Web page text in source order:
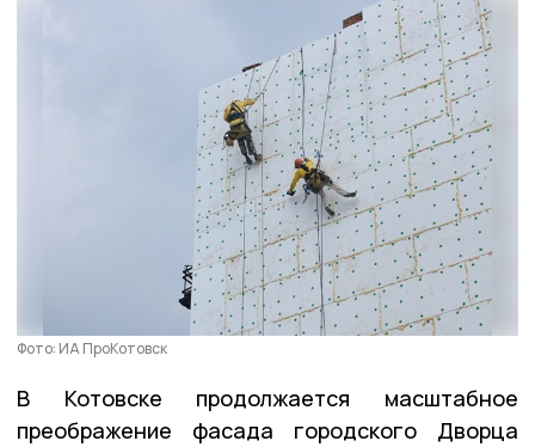
Фото: ИА ПроКотовск
В Котовске продолжается масштабное
преображение фасада городского Дворца